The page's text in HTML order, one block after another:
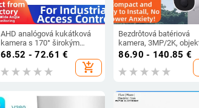
AHD analógová kukátková
kamera s 170° širokým
uhlom, 3,6 mm objektív,
zabezpečenie
68.52 - 72.61 €
add_shopping_cart
Bezdrôtová batériová
kamera, 3MP/2K,
4mm, 0.001 lux, IR až
vnútorné/vonkajšie
86.90 - 140.85 €